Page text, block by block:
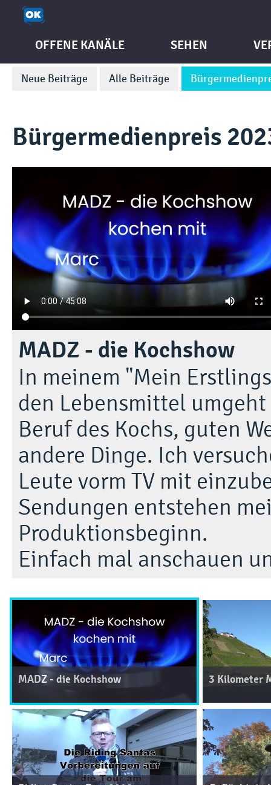
OFFENE KANÄLE SEHEN
Neue Beiträge Alle Beiträge
Bürgermedienpreis
MADZ - die Kochshow
In meinem "Mein
den Lebensmittel
Beruf des Kochs, guten
andere Dinge. Ich
Leute vorm TV mit
Sendungen entstehen
Produktionsbeginn.
Einfach mal anschauen
MADZ - die Kochshow 3 Kilometer